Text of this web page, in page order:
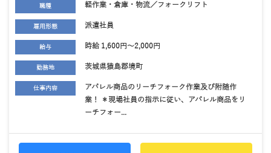
職種 軽作業・倉庫・物流／フォークリフト
雇用形態 派遣社員
給与 時給 1,600円～2,000円
勤務地 茨城県猿島郡境町
仕事内容
アパレル商品のリーチフォーク作業及び附随作
業！ ＊現場社員の指示に従い、アパレル商品をリ
ーチフォー...